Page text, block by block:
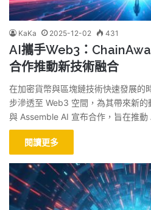
KaKa 2025-12-02 431
AI攜手Web3：
合作推動新技術融合
在加密貨幣與區塊鏈技術快速發展的
步滲透至 Web3 空間，為其帶來新
與 Assemble AI 宣布合作，旨在推動
閱讀更多